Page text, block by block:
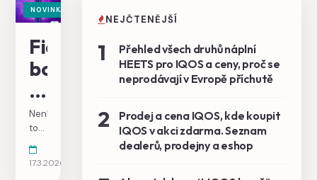
NOVINKA
Fialová
bomba
ILUMA
i
Electric
Purple
Není
to
týden,
17.3.2026
NEJČTENĚJŠÍ
1
Přehled všech druhů náplní
HEETS pro IQOS a ceny, proč se
neprodávají v Evropě příchutě
2
Prodej a cena IQOS, kde koupit
IQOS v akci zdarma. Seznam
dealerů, prodejny a eshop